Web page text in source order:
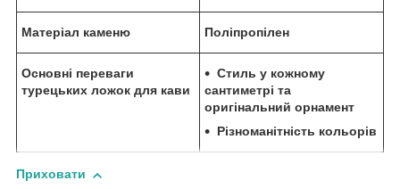
Матеріал каменю Поліпропілен
Основні переваги
турецьких ложок для кави
Стиль у кожному
сантиметрі та
оригінальний орнамент
Різноманітність кольорів
Приховати